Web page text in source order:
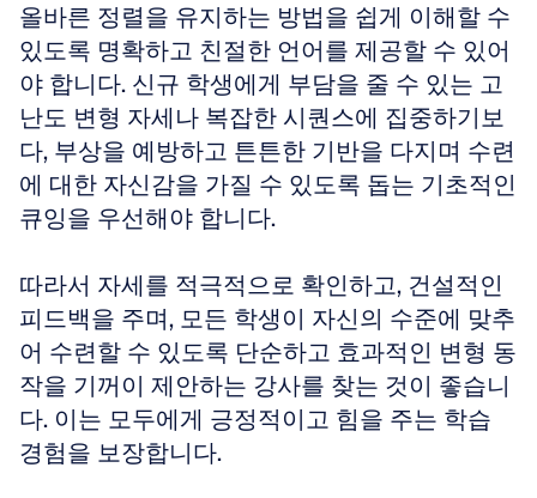
올바른 정렬을 유지하는 방법을 쉽게 이해할 수
있도록 명확하고 친절한 언어를 제공할 수 있어
야 합니다. 신규 학생에게 부담을 줄 수 있는 고
난도 변형 자세나 복잡한 시퀀스에 집중하기보
다, 부상을 예방하고 튼튼한 기반을 다지며 수련
에 대한 자신감을 가질 수 있도록 돕는 기초적인
큐잉을 우선해야 합니다.
따라서 자세를 적극적으로 확인하고, 건설적인
피드백을 주며, 모든 학생이 자신의 수준에 맞추
어 수련할 수 있도록 단순하고 효과적인 변형 동
작을 기꺼이 제안하는 강사를 찾는 것이 좋습니
다. 이는 모두에게 긍정적이고 힘을 주는 학습
경험을 보장합니다.